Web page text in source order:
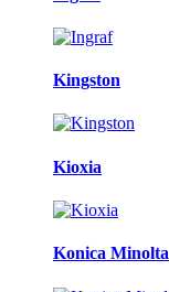
Kingston
Kioxia
Konica Minolta